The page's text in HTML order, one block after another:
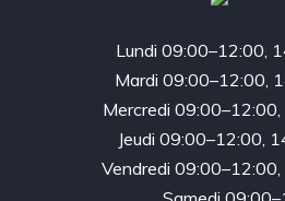
Lundi 09:00–12:00,
Mardi 09:00–12:00,
Mercredi
Jeudi 09:00–12:00,
Vendredi